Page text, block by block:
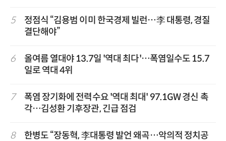
5
정점식 “김용범 이미 한국경제 빌런…李 대통령, 경질
결단해야”
6
올여름 열대야 13.7일 '역대 최다'…폭염일수도 15.7
일로 역대 4위
7
폭염 장기화에 전력수요 '역대 최대' 97.1GW 경신 촉
각…김성환 기후장관, 긴급 점검
8
한병도 “장동혁, 李대통령 발언 왜곡…악의적 정치공